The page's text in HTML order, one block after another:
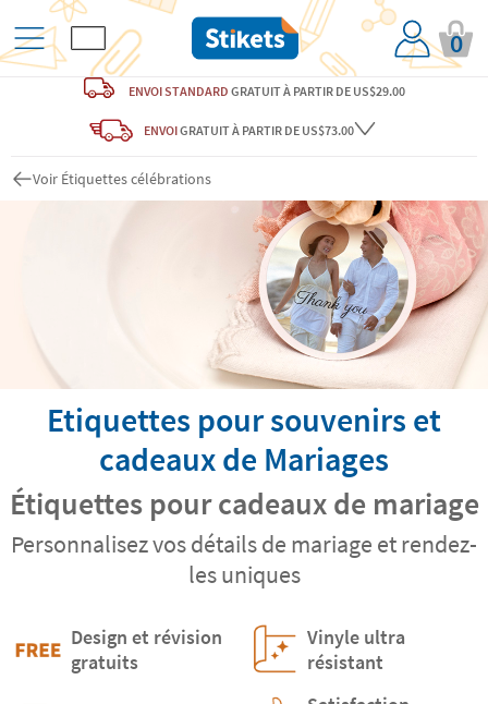
0
ENVOI STANDARD GRATUITÀ PARTIR DE US$29.00
ENVOIGRATUITÀ PARTIR DE US$73.00
Voir Étiquettes célébrations
Etiquettes pour souvenirs et
cadeaux de Mariages
Étiquettes pour cadeaux de mariage
Personnalisez vos détails de mariage et rendez-
les uniques
Design et révision
gratuits
Vinyle ultra
résistant